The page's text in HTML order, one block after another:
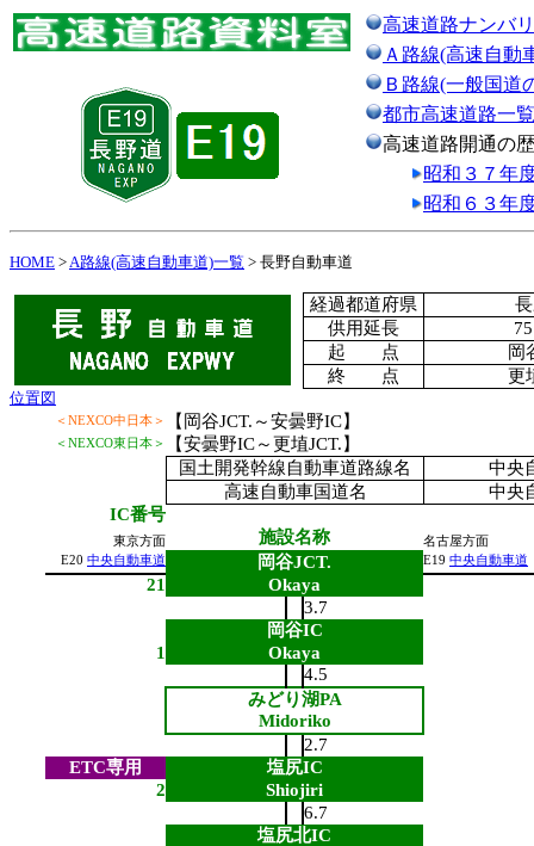
高速道路ナンバ
Ａ路線(高速自動
Ｂ路線(一般国道
都市高速道路一覧
高速道路開通の
昭和３７年
昭和６３年
HOME >A路線(高速自動車道)一覧 > 長野自動車道
経過都道府県
供用延長
起 点
岡
終 点
更
位置図
＜NEXCO中日本＞ 【岡谷JCT.～安曇野IC】
＜NEXCO東日本＞
【安曇野IC～更埴JCT.】
国土開発幹線自動車道路線名
中央
高速自動車国道名
中央
IC番号
東京方面 施設名称
名古屋方面
E20 中央自動車道 岡谷JCT. E19 中央自動車道
21
Okaya
3.7
岡谷IC
1
Okaya
4.5
みどり湖PA
Midoriko
2.7
ETC専用
塩尻IC
2
Shiojiri
6.7
塩尻北IC